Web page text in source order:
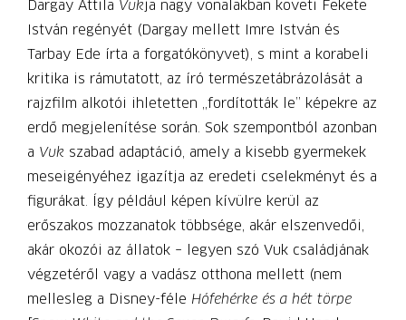
Dargay Attila Vuk ja nagy vonalakban követi Fekete
István regényét (Dargay mellett Imre István és
Tarbay Ede írta a forgatókönyvet), s mint a korabeli
kritika is rámutatott, az író természetábrázolását a
rajzfilm alkotói ihletetten „fordították le” képekre az
erdő megjelenítése során. Sok szempontból azonban
a Vuk szabad adaptáció, amely a kisebb gyermekek
meseigényéhez igazítja az eredeti cselekményt és a
figurákat. Így például képen kívülre kerül az
erőszakos mozzanatok többsége, akár elszenvedői,
akár okozói az állatok – legyen szó Vuk családjának
végzetéről vagy a vadász otthona mellett (nem
mellesleg a Disney-féle Hófehérke és a hét törpe